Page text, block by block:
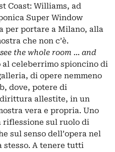
Coast: Williams, ad
Super Window
per portare a Milano, alla
che non c’è.
the whole room … and
al celeberrimo spioncino di
di opere nemmeno
dove, potere di
allestite, in un
vera e propria. Uno
riflessione sul ruolo di
sul senso dell’opera nel
stesso. A tenere tutti